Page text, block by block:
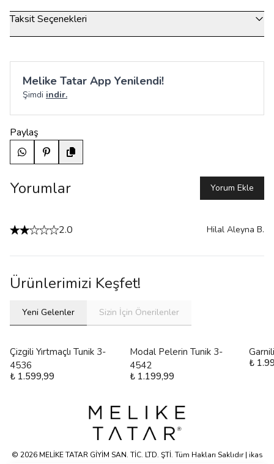
Taksit Seçenekleri
Melike Tatar App Yenilendi!
Şimdi indir.
Paylaş
Yorumlar Yorum Ekle
2.0 Hilal Aleyna B.
Ürünlerimizi Keşfet!
Yeni Gelenler Sizin İçin Önerilenler
Çizgili Yırtmaçlı Tunik 3-
4536
₺ 1.599,99
Modal Pelerin Tunik 3-
4542
₺ 1.199,99
₺
© 2026 MELİKE TATAR GİYİM SAN. TİC. LTD. ŞTİ. Tüm Hakları Saklıdır | ikas